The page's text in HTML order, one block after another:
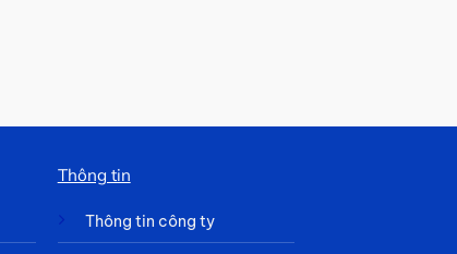
Thông tin
Thông tin công ty